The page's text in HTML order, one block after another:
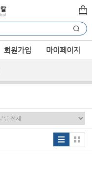
회원가입 마이페이지